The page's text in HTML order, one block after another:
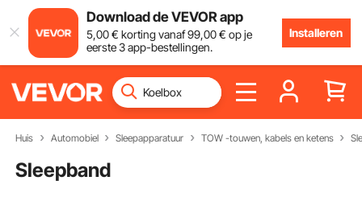
Download de VEVOR app
5,00€ korting vanaf99,00€ op je
eerste 3 app-bestellingen.
Installeren
Huis Automobiel Sleepapparatuur TOW -touwen, kabels en ketens
Sleepband